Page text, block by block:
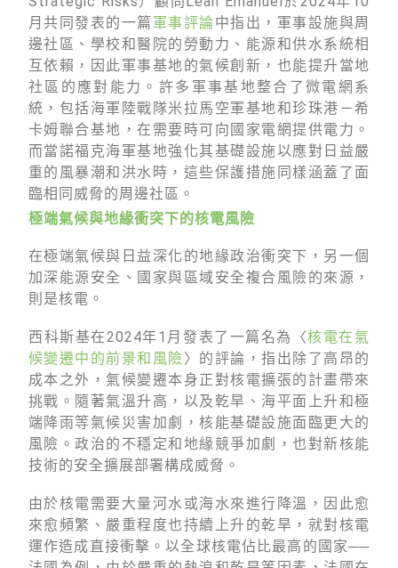
月共同發表的一篇軍事評論中指出，軍事設施與周
邊社區、學校和醫院的勞動力、能源和供水系統相
互依賴，因此軍事基地的氣候創新，也能提升當地
社區的應對能力。許多軍事基地整合了微電網系
統，包括海軍陸戰隊米拉馬空軍基地和珍珠港－希
卡姆聯合基地，在需要時可向國家電網提供電力。
而當諾福克海軍基地強化其基礎設施以應對日益嚴
重的風暴潮和洪水時，這些保護措施同樣涵蓋了面
臨相同威脅的周邊社區。
極端氣候與地緣衝突下的核電風險
在極端氣候與日益深化的地緣政治衝突下，另一個
加深能源安全、國家與區域安全複合風險的來源，
則是核電。
西科斯基在2024年1月發表了一篇名為〈核電在氣
候變遷中的前景和風險〉的評論，指出除了高昂的
成本之外，氣候變遷本身正對核電擴張的計畫帶來
挑戰。隨著氣溫升高，以及乾旱、海平面上升和極
端降雨等氣候災害加劇，核能基礎設施面臨更大的
風險。政治的不穩定和地緣競爭加劇，也對新核能
技術的安全擴展部署構成威脅。
由於核電需要大量河水或海水來進行降溫，因此愈
來愈頻繁、嚴重程度也持續上升的乾旱，就對核電
運作造成直接衝擊。以全球核電佔比最高的國家──